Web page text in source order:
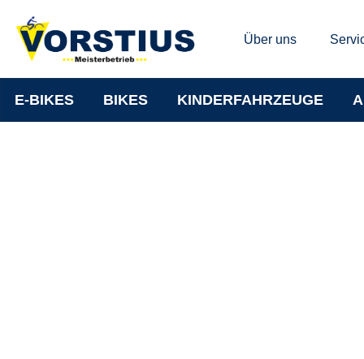
Über uns
E-BIKES BIKES KINDERFAHRZEUGE